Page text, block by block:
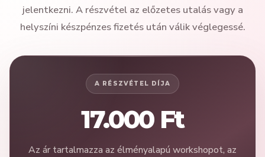
jelentkezni. A részvétel az előzetes utalás vagy a
helyszíni készpénzes fizetés után válik véglegessé.
A RÉSZVÉTEL DÍJA
17.000 Ft
Az ár tartalmazza az élményalapú workshopot, az